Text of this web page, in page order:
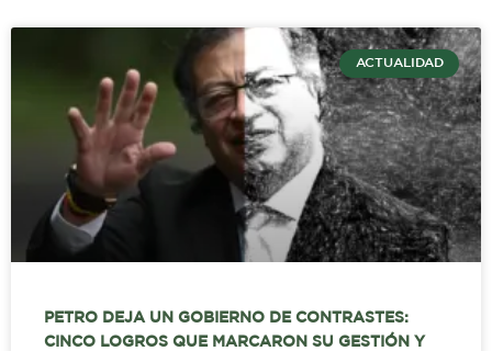
ACTUALIDAD
PETRO DEJA UN GOBIERNO DE CONTRASTES:
CINCO LOGROS QUE MARCARON SU GESTIÓN Y